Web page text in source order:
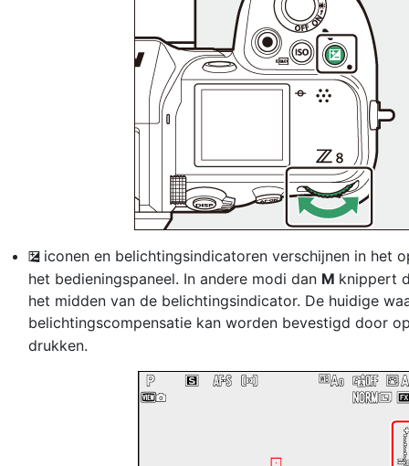
E iconen en belichtingsindicatoren verschijnen in het
het bedieningspaneel. In andere modi dan M knippert
het midden van de belichtingsindicator. De huidige
belichtingscompensatie kan worden bevestigd door
drukken.